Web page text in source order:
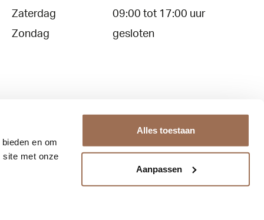
en om
site met onze
Alles toestaan
Aanpassen
Zaterdag
09:00 tot 17:00 uur
Zondag
gesloten
Over ons